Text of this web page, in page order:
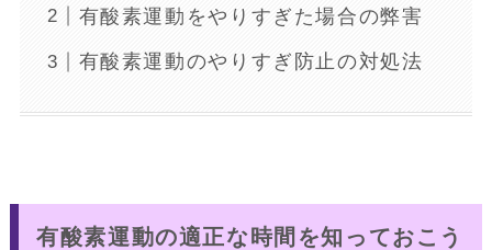
有酸素運動をやりすぎた場合の弊害
有酸素運動のやりすぎ防止の対処法
有酸素運動の適正な時間を知っておこう